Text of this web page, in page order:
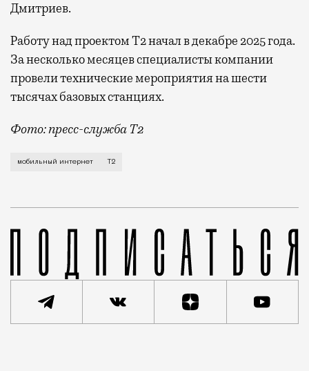
Дмитриев.
Работу над проектом Т2 начал в декабре 2025 года.
За несколько месяцев специалисты компании
провели технические мероприятия на шести
тысячах базовых станциях.
Фото: пресс-служба Т2
Мобильный оператор Т2 завершил работы по
мобильный интернет Т2